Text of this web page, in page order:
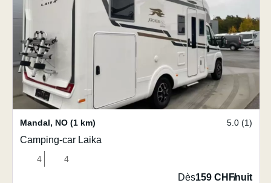
Mandal, NO (1 km) 5.0 (1)
Camping-car Laika
4 4
Dès159 CHF/nuit